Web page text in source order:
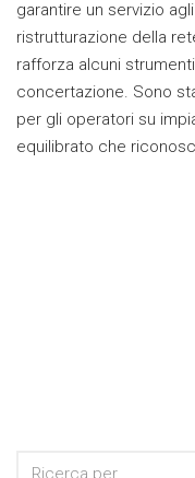
garantire un servizio
ristrutturazione della
rafforza alcuni
concertazione. Sono
per gli operatori su
equilibrato che